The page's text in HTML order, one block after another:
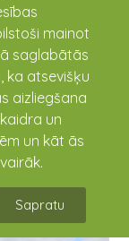
mainot
saglabātās
ka atsevišķu
aizliegšana
un
un kāt ās
Sapratu